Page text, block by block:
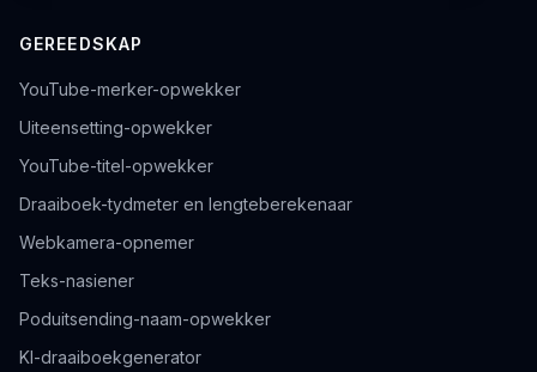
GEREEDSKAP
YouTube-merker-opwekker
Uiteensetting-opwekker
YouTube-titel-opwekker
Draaiboek-tydmeter en lengteberekenaar
Webkamera-opnemer
Teks-nasiener
Poduitsending-naam-opwekker
KI-draaiboekgenerator